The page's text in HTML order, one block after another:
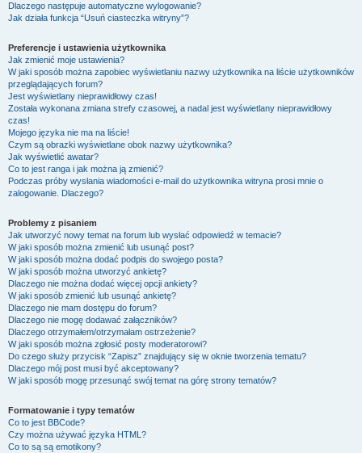
Dlaczego następuje automatyczne wylogowanie?
Jak działa funkcja “Usuń ciasteczka witryny”?
Preferencje i ustawienia użytkownika
Jak zmienić moje ustawienia?
W jaki sposób można zapobiec wyświetlaniu nazwy użytkownika na liście użytkowników
przeglądających forum?
Jest wyświetlany nieprawidłowy czas!
Została wykonana zmiana strefy czasowej, a nadal jest wyświetlany nieprawidłowy
czas!
Mojego języka nie ma na liście!
Czym są obrazki wyświetlane obok nazwy użytkownika?
Jak wyświetlić awatar?
Co to jest ranga i jak można ją zmienić?
Podczas próby wysłania wiadomości e-mail do użytkownika witryna prosi mnie o
zalogowanie. Dlaczego?
Problemy z pisaniem
Jak utworzyć nowy temat na forum lub wysłać odpowiedź w temacie?
W jaki sposób można zmienić lub usunąć post?
W jaki sposób można dodać podpis do swojego posta?
W jaki sposób można utworzyć ankietę?
Dlaczego nie można dodać więcej opcji ankiety?
W jaki sposób zmienić lub usunąć ankietę?
Dlaczego nie mam dostępu do forum?
Dlaczego nie mogę dodawać załączników?
Dlaczego otrzymałem/otrzymałam ostrzeżenie?
W jaki sposób można zgłosić posty moderatorowi?
Do czego służy przycisk “Zapisz” znajdujący się w oknie tworzenia tematu?
Dlaczego mój post musi być akceptowany?
W jaki sposób mogę przesunąć swój temat na górę strony tematów?
Formatowanie i typy tematów
Co to jest BBCode?
Czy można używać języka HTML?
Co to są są emotikony?